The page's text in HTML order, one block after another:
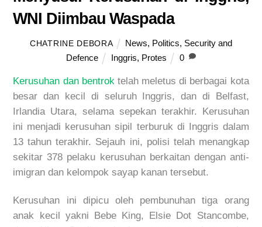
WNI Diimbau Waspada
CHATRINE DEBORA News, Politics, Security and
Defence
Inggris, Protes 0
Kerusuhan dan bentroktelah meletus di berbagai kota
besar dan kecil di seluruh Inggris, dan di Belfast,
Irlandia Utara, selama sepekan terakhir. Kerusuhan
ini menjadi kerusuhan sipil terburuk di Inggris dalam
13 tahun terakhir. Sejauh ini, polisi telah menangkap
sekitar 378 pelaku kerusuhan berkaitan dengan anti-
imigran dan kelompok sayap kanan tersebut.
Kerusuhan ini dipicu oleh pembunuhan tiga orang
anak kecil yakni Bebe King, Elsie Dot Stancombe,